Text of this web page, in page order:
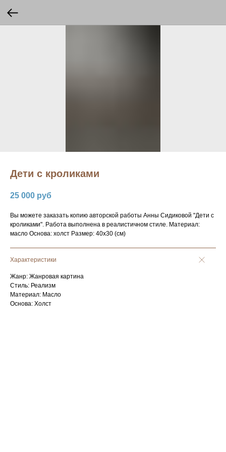
Дети с кроликами
25 000 руб
Вы можете заказать копию авторской работы Анны Сидиковой "Дети с
кроликами". Работа выполнена в реалистичном стиле. Материал:
масло Основа: холст Размер: 40х30 (см)
Характеристики
Жанр: Жанровая картина
Стиль: Реализм
Материал: Масло
Основа: Холст